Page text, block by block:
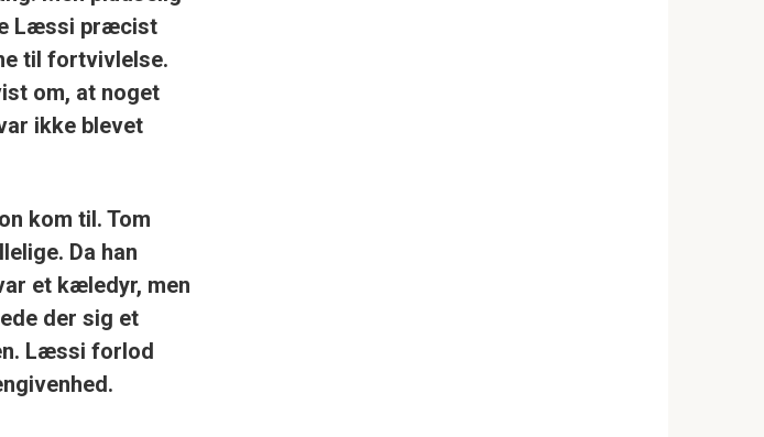
Læssi præcist
til fortvivlelse.
om, at noget
ikke blevet
kom til. Tom
Da han
et kæledyr, men
der sig et
Læssi forlod